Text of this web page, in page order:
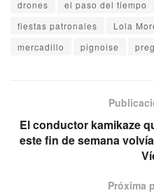
drones el paso del tiempo
fiestas patronales
Lola
mercadillo
pignoise
El conductor kamikaze
este fin de semana
Próxima